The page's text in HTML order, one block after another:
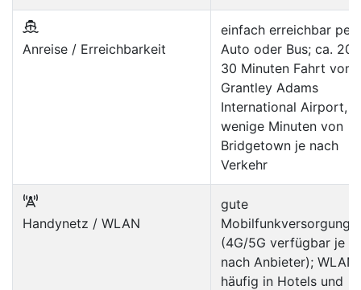
Anreise / Erreichbarkeit
einfach erreichbar per
Auto oder Bus; ca. 20–
30 Minuten Fahrt vom
Grantley Adams
International Airport,
wenige Minuten von
Bridgetown je nach
Verkehr
Handynetz / WLAN
gute
Mobilfunkversorgung
(4G/5G verfügbar je
nach Anbieter); WLAN
häufig in Hotels und